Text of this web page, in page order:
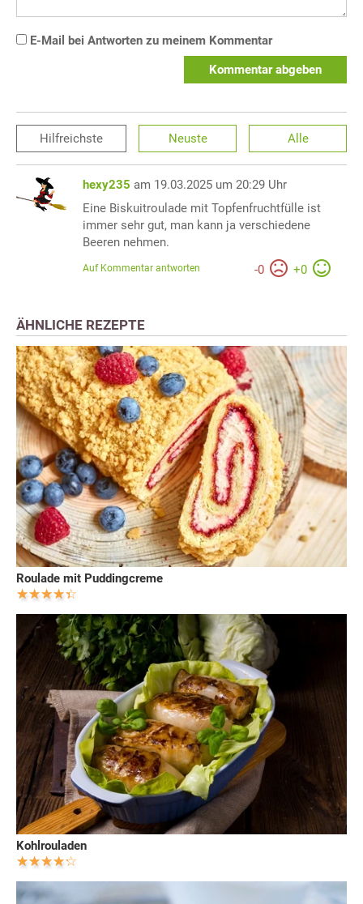
E-Mail bei Antworten zu meinem Kommentar
Kommentar abgeben
Hilfreichste Neuste Alle
hexy235 am 19.03.2025 um 20:29 Uhr
Eine Biskuitroulade mit Topfenfruchtfülle ist
immer sehr gut, man kann ja verschiedene
Beeren nehmen.
-0 +0
Auf Kommentar antworten
ÄHNLICHE REZEPTE
Roulade mit Puddingcreme
Kohlrouladen